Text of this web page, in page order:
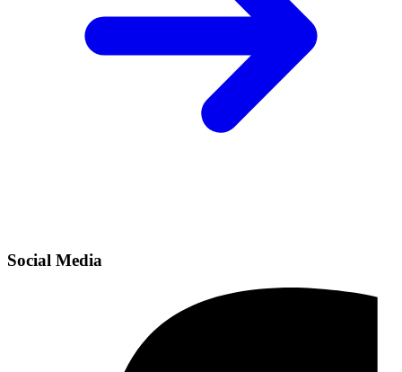
Social Media